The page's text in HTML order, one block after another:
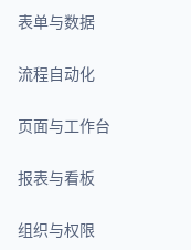
表单与数据
流程自动化
页面与工作台
报表与看板
组织与权限